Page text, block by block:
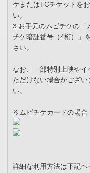
ケまたはTCチケットを
い。
3.お手元のムビチケの「
チケ暗証番号（4桁）」
さい。
なお、一部特別上映や
ただけない場合がござ
い。
※ムビチケカードの場合
詳細な利用方法は下記ペ